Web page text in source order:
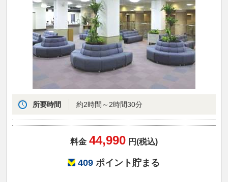
所要時間 約2時間～2時間30分
料金 44,990 円(税込)
409 ポイント貯まる